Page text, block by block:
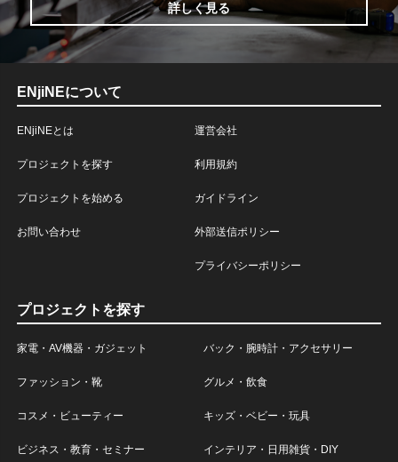
詳しく見る
ENjiNEについて
ENjiNEとは
プロジェクトを探す
プロジェクトを始める
お問い合わせ
運営会社
利用規約
ガイドライン
外部送信ポリシー
プライバシーポリシー
プロジェクトを探す
家電・AV機器・ガジェット バック・腕時計・アクセサリー
ファッション・靴 グルメ・飲食
コスメ・ビューティー キッズ・ベビー・玩具
ビジネス・教育・セミナー インテリア・日用雑貨・DIY